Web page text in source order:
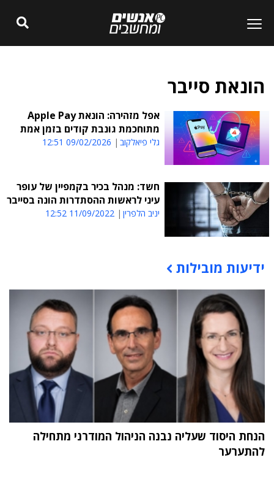
הונאת סייבר
אפל מזהירה: הונאת Apple Pay
מתוחכמת גונבת קודים בזמן אמת
גלי פיאלקוב 09/02/2026 12:51
חשד: מנהל בכיר בקמפיין של עופר
עיני לראשות ההסתדרות הונה בסייבר
יניב הלפרין 11/09/2022 12:52
תוכן פרסומי
ידיעות מובילות
הנחת היסוד שעליה נבנה הניהול המודרני מתחילה
להתערער